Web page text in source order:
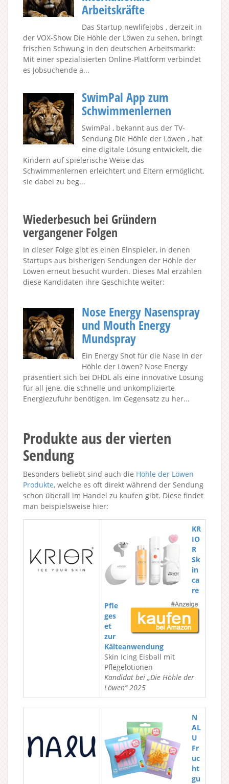
Arbeitskräfte
Das Startup newlifejobs , derzeit in
der VOX-Show Die Höhle der Löwen zu sehen, bringt
frischen Schwung in den deutschen Arbeitsmarkt:
Mit einer spezialisierten Online-Plattform verbindet
es Jobsuchende a...
SwimPal App zum
Schwimmenlernen
SwimPal , bekannt aus der TV-
Sendung Die Höhle der Löwen , hat
eine digitale Lösung entwickelt, die
Kindern auf spielerische Weise das
Schwimmenlernen erleichtert und Eltern ermöglicht,
sie dabei zu beg...
Wiederbesuch bei Gründern
vergangener Folgen
In dieser Folge gibt es einen Einspieler, in denen
Startups aus bisherigen Sendungen der Höhle der
Löwen erneut besucht wurden. Dieses Mal erzählen
diese Kandidaten ihre Geschichte weiter:
Nose Energy Nasenspray
und Mouth Energy
Mundspray
Ein Energy Shot für die Nase in der
Höhle der Löwen? Nose Energy
präsentiert sich bei DHDL als eine innovative Lösung
für all jene, die schnelle und unkomplizierte
Energiezufuhr benötigen. Im Gegensatz zu her...
Produkte aus der vierten
Sendung
Besonders beliebt sind auch die Höhle der Löwen
Produkte, welche es oft direkt während der Sendung
schon überall im Handel zu kaufen gibt. Diese findet
man beispielsweise hier:
KR
IO
R
Sk
in
ca
re
Pfle
ges
et
zur
Kälteanwendung
Skin Icing Eisball mit
Pflegelotionen
Kandidat bei „Die Höhle der
Löwen“ 2025
N
AL
U
Fr
uc
ht
gu